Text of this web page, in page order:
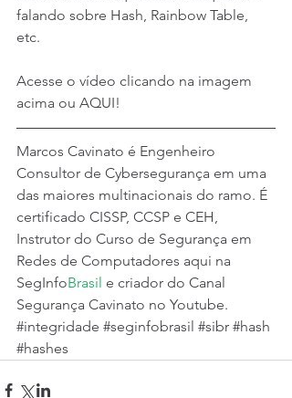
falando sobre Hash, Rainbow Table,
etc.
Acesse o vídeo clicando na imagem
acima ou AQUI!
Marcos Cavinato é Engenheiro
Consultor de Cybersegurança em uma
das maiores multinacionais do ramo. É
certificado CISSP, CCSP e CEH,
Instrutor do Curso de Segurança em
Redes de Computadores aqui na
SegInfoBrasil e criador do Canal
Segurança Cavinato no Youtube.
#integridade #seginfobrasil #sibr #hash
#hashes